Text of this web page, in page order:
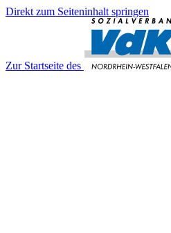
Direkt zum Seiteninhalt springen
Zur Startseite des